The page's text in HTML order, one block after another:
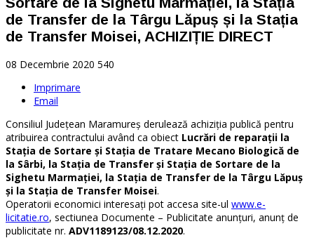
de Transfer de la Târgu Lăpuș și la Stația
de Transfer Moisei, ACHIZIȚIE DIRECT
08 Decembrie 2020 540
Imprimare
Email
Consiliul Județean Maramureș derulează achiziția publică pentru
atribuirea contractului având ca obiect Lucrări de reparații la
Stația de Sortare și Stația de Tratare Mecano Biologică de
la Sârbi, la Stația de Transfer și Stația de Sortare de la
Sighetu Marmației, la Stația de Transfer de la Târgu Lăpuș
și la Stația de Transfer Moisei.
Operatorii economici interesați pot accesa site-ul www.e-
licitatie.ro, sectiunea Documente – Publicitate anunțuri, anunț de
publicitate nr. ADV1189123/08.12.2020.